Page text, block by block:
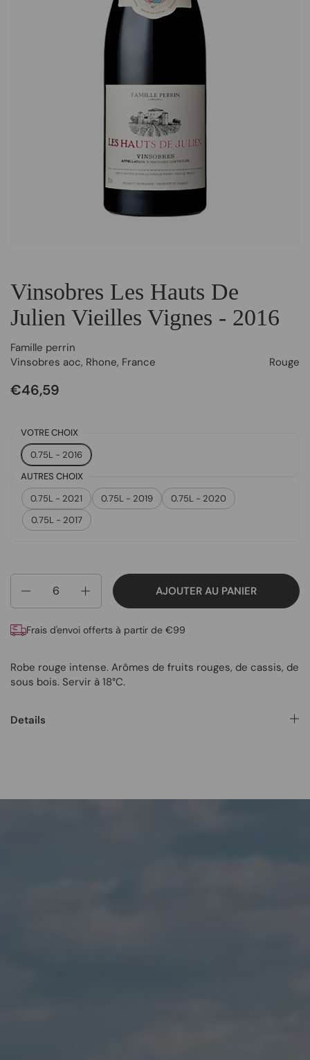
Vinsobres Les Hauts De
Julien Vieilles Vignes - 2016
Famille perrin
Vinsobres aoc, Rhone, France Rouge
€46,59
VOTRE CHOIX
0.75L - 2016
AUTRES CHOIX
0.75L - 2021
0.75L - 2019
0.75L - 2020
0.75L - 2017
Quantité
AJOUTER AU PANIER
Frais d'envoi offerts à partir de €99
Robe rouge intense. Arômes de fruits rouges, de cassis, de
sous bois. Servir à 18°C.
Details